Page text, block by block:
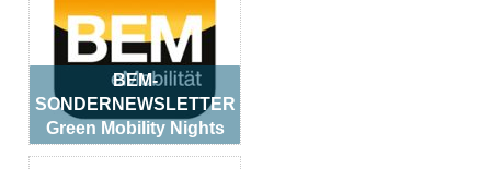
BEM-
SONDERNEWSLETTER
Green Mobility Nights